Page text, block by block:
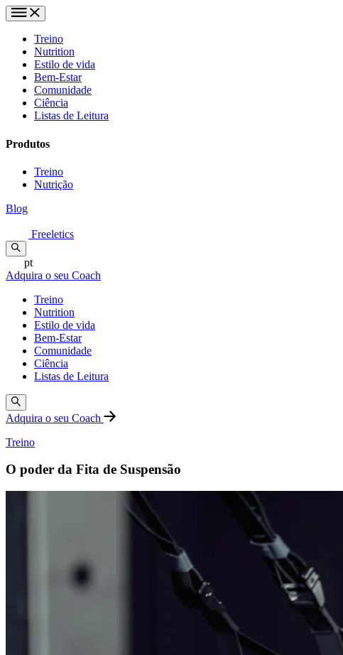
Treino
Nutrition
Estilo de vida
Bem-Estar
Comunidade
Ciência
Listas de Leitura
Produtos
Treino
Nutrição
Blog
Freeletics
pt
Adquira o seu Coach
Treino
Nutrition
Estilo de vida
Bem-Estar
Comunidade
Ciência
Listas de Leitura
Adquira o seu Coach
Treino
O poder da Fita de Suspensão